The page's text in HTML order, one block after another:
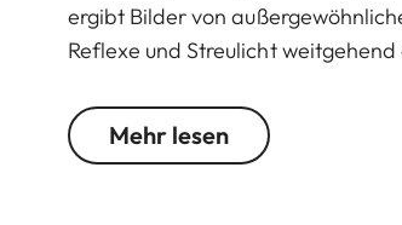
ergibt Bilder von
Reflexe und Streulicht weitgehend
Mehr lesen